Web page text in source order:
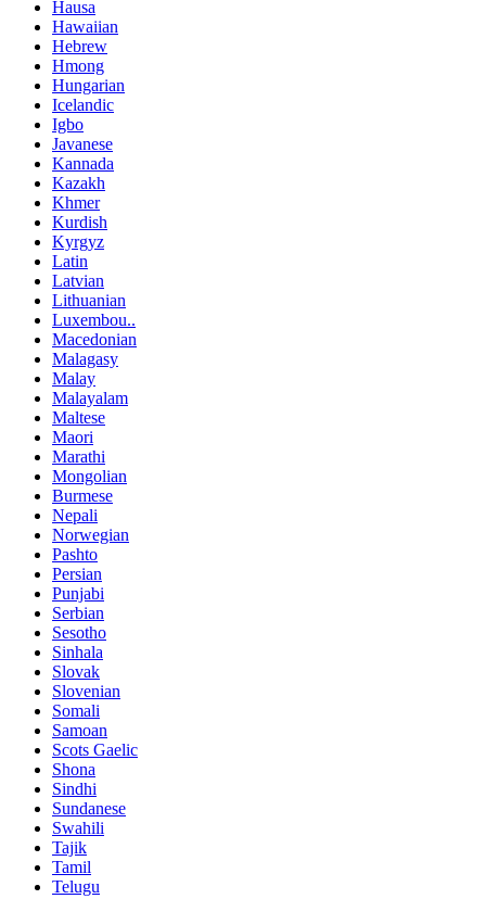
Hausa
Hawaiian
Hebrew
Hmong
Hungarian
Icelandic
Igbo
Javanese
Kannada
Kazakh
Khmer
Kurdish
Kyrgyz
Latin
Latvian
Lithuanian
Luxembou..
Macedonian
Malagasy
Malay
Malayalam
Maltese
Maori
Marathi
Mongolian
Burmese
Nepali
Norwegian
Pashto
Persian
Punjabi
Serbian
Sesotho
Sinhala
Slovak
Slovenian
Somali
Samoan
Scots Gaelic
Shona
Sindhi
Sundanese
Swahili
Tajik
Tamil
Telugu